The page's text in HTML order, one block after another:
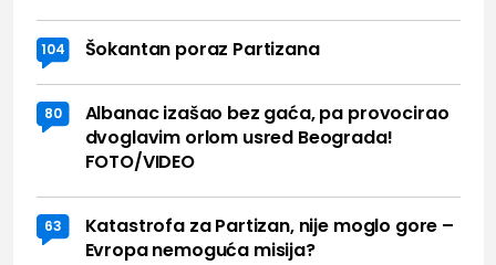
104 Šokantan poraz Partizana
80
Albanac izašao bez gaća, pa provocirao
dvoglavim orlom usred Beograda!
FOTO/VIDEO
63
Katastrofa za Partizan, nije moglo gore –
Evropa nemoguća misija?